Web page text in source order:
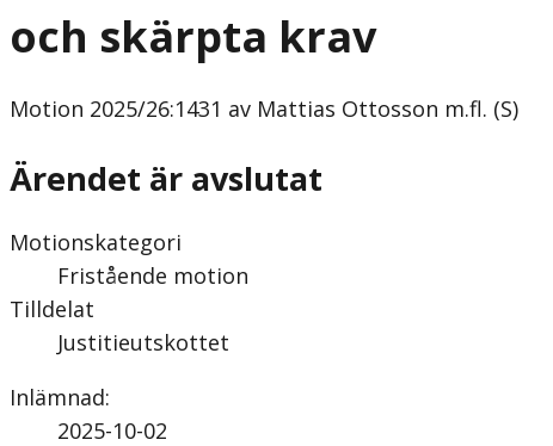
och skärpta krav
Motion 2025/26:1431 av Mattias Ottosson m.fl. (S)
Ärendet är avslutat
Motionskategori
Fristående motion
Tilldelat
Justitieutskottet
Inlämnad:
2025-10-02